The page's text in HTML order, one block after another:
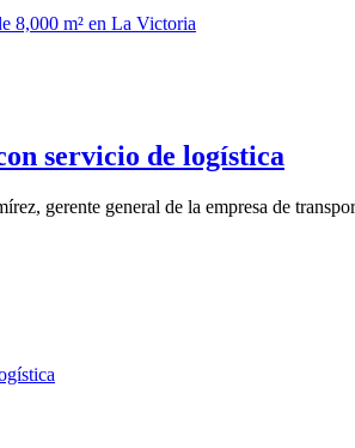
servicio de logística
gerente general de la empresa de